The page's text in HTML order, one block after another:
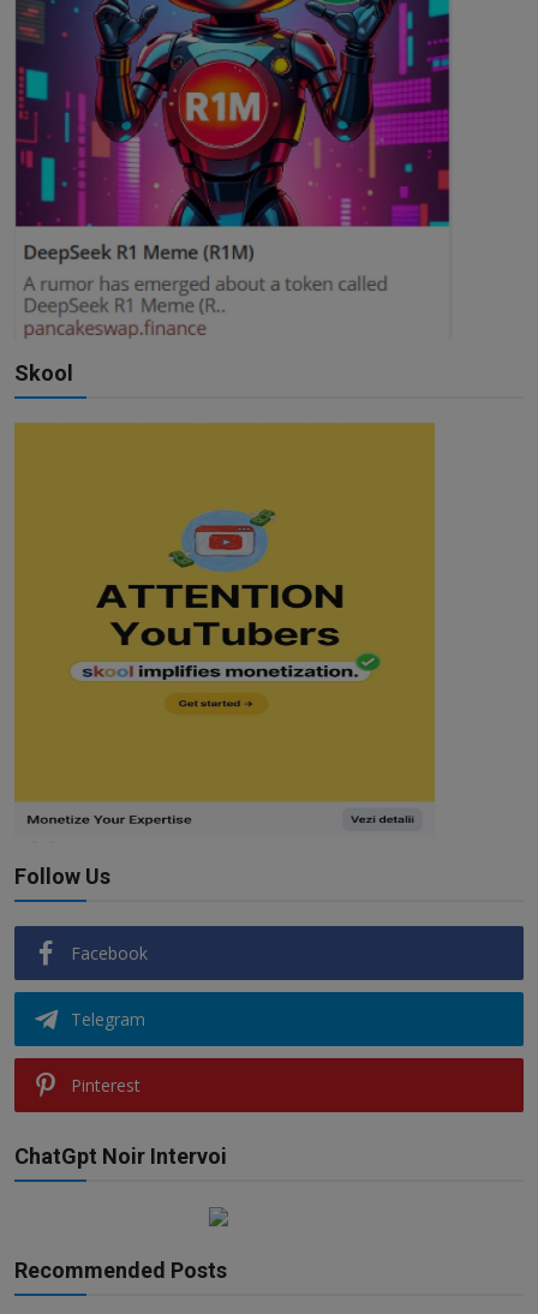
Skool
Follow Us
Facebook
Telegram
Pinterest
ChatGpt Noir Intervoi
Recommended Posts